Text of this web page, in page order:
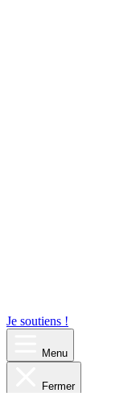
Je soutiens !
Menu
Fermer